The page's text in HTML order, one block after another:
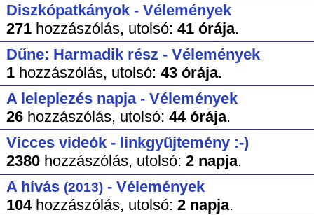
Diszkópatkányok - Vélemények
271hozzászólás, utolsó: 41 órája.
Dűne: Harmadik rész - Vélemények
1hozzászólás, utolsó: 43 órája.
A leleplezés napja - Vélemények
26hozzászólás, utolsó: 44 órája.
Vicces videók - linkgyűjtemény :-)
2380hozzászólás, utolsó: 2 napja.
A hívás (2013)- Vélemények
104hozzászólás, utolsó: 2 napja.